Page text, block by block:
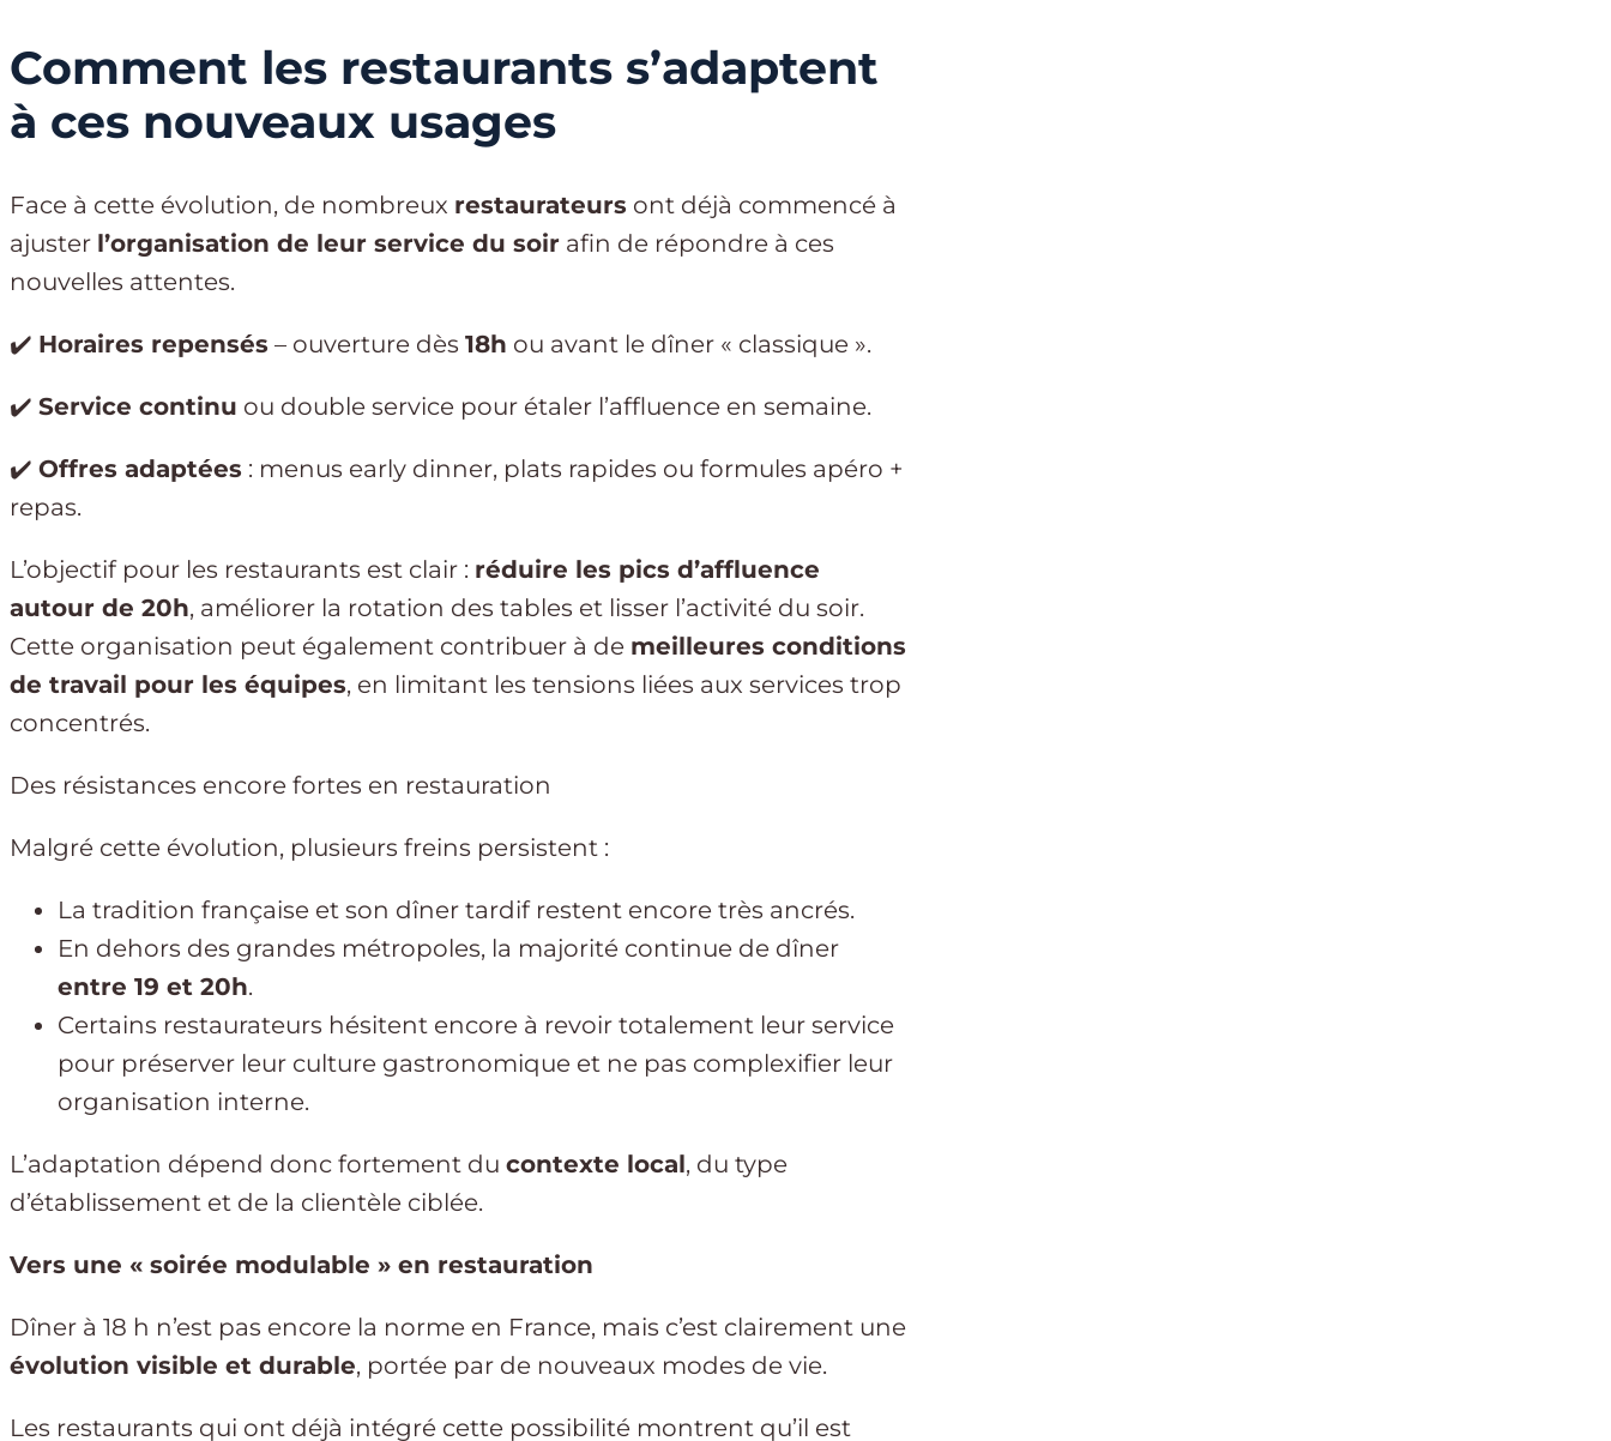
Comment les restaurants s’adaptent
à ces nouveaux usages
Face à cette évolution, de nombreux restaurateurs ont déjà commencé à
ajuster l’organisation de leur service du soir afin de répondre à ces
nouvelles attentes.
✔️ Horaires repensés – ouverture dès 18h ou avant le dîner « classique ».
✔️ Service continu ou double service pour étaler l’affluence en semaine.
✔️ Offres adaptées : menus early dinner, plats rapides ou formules apéro +
repas.
L’objectif pour les restaurants est clair : réduire les pics d’affluence
autour de 20h, améliorer la rotation des tables et lisser l’activité du soir.
Cette organisation peut également contribuer à de meilleures conditions
de travail pour les équipes, en limitant les tensions liées aux services trop
concentrés.
Des résistances encore fortes en restauration
Malgré cette évolution, plusieurs freins persistent :
La tradition française et son dîner tardif restent encore très ancrés.
En dehors des grandes métropoles, la majorité continue de dîner
entre 19 et 20h.
Certains restaurateurs hésitent encore à revoir totalement leur service
pour préserver leur culture gastronomique et ne pas complexifier leur
organisation interne.
L’adaptation dépend donc fortement du contexte local, du type
d’établissement et de la clientèle ciblée.
Vers une « soirée modulable » en restauration
Dîner à 18 h n’est pas encore la norme en France, mais c’est clairement une
évolution visible et durable, portée par de nouveaux modes de vie.
Les restaurants qui ont déjà intégré cette possibilité montrent qu’il est